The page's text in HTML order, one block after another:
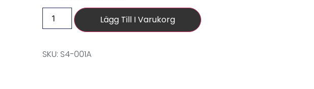
Lägg Till I Varukorg
SKU: S4-001A